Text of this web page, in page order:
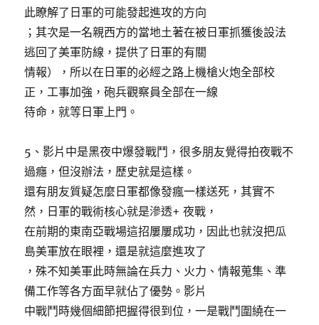
此瞭解了日軍的可能發起進攻的方向
；其次是一名親西方的當地土著在被日軍抓獲後設法
逃回了美軍防線，提供了日軍的有關
情報），所以在日軍的必經之路上機槍火炮全部校
正，工事加強，砲兵觀察員全部在一線
待命，就等日軍上門。
5、影片中是黑夜中爆發戰鬥，很多朋友覺得拍夜戰不
過癮，但沒辦法，歷史就是這樣。
還有朋友質疑怎麼日軍都像發瘋一樣送死，其實不
然，日軍的戰術核心就是滲透+ 夜戰，
在前期的東南亞戰場這招屢屢成功，因此也就沒把瓜
島美軍放在眼裡，還是就這麼進攻了
，殊不知美軍此時無論在兵力、火力、情報蒐集、準
備工作等各方面早就佔了優勢。影片
中戰鬥時幾個細節把握得很到位，一是戰鬥圍繞在一